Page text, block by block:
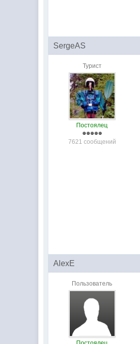
SergeAS
Турист
Постоялец
7621 сообщений
AlexE
Пользователь